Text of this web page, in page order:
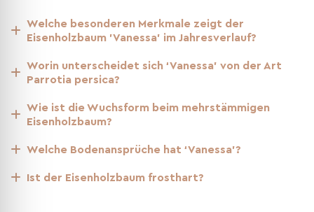
Pflanzanleitung für die
mehrstämmige Eisenholzbaum
‘Vanessa’
und dauerhaft vital zu halten.
Standort
Welche besonderen Merkmale zeigt der
Eisenholzbaum 'Vanessa' im Jahresverlauf?
Worin unterscheidet sich ‘Vanessa’ von der Art
Parrotia persica?
Wie ist die Wuchsform beim mehrstämmigen
Eisenholzbaum?
Welche Bodenansprüche hat ‘Vanessa’?
Ist der Eisenholzbaum frosthart?